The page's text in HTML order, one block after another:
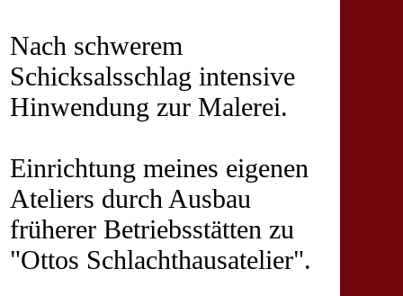
Nach schwerem
Schicksalsschlag intensive
Hinwendung zur Malerei.
Einrichtung meines eigenen
Ateliers durch Ausbau
früherer Betriebsstätten zu
"Ottos Schlachthausatelier".